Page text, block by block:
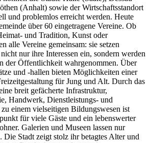
(Anhalt) sowie der Wirtschaftsstandort
und problemlos erreicht werden. Heute
über 60 eingetragene Vereine. Ob
und Tradition, Kunst oder
alle Vereine gemeinsam: sie setzen
nur ihre Interessen ein, sondern werden
der Öffentlichkeit wahrgenommen. Über
und -hallen bieten Möglichkeiten einer
für Jung und Alt. Durch das
breit gefächerte Infrastruktur,
Handwerk, Dienstleistungs- und
einem vielseitigen Bildungswesen ist
für viele Gäste und ein lebenswerter
Galerien und Museen lassen nur
Die Stadt zeigt stolz ihr betagtes Alter und